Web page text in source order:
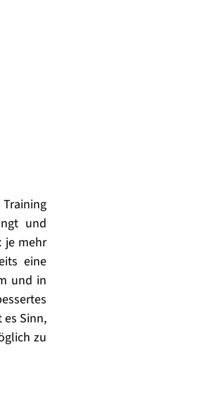
und
je mehr
eine
und in
Sinn,
zu